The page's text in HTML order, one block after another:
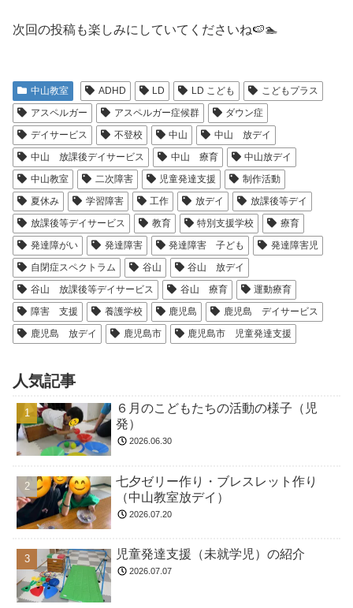
次回の投稿も楽しみにしていてくださいね🍉🏊
中山教室 ADHD LD LD こども
こどもプラス
アスペルガー
アスペルガー症候群
ダウン症
デイサービス
不登校 中山
中山 放デイ
中山 放課後デイサービス
中山 療育
中山放デイ
中山教室
二次障害 児童発達支援
制作活動
夏休み
学習障害 工作 放デイ
放課後等デイ
放課後等デイサービス
教育 特別支援学校
療育
発達障がい
発達障害 発達障害 子ども
発達障害児
自閉症スペクトラム
谷山
谷山 放デイ
谷山 放課後等デイサービス
谷山 療育
運動療育
障害 支援
養護学校 鹿児島
鹿児島 デイサービス
鹿児島 放デイ
鹿児島市 鹿児島市 児童発達支援
人気記事
６月のこどもたちの活動の様子（児
発）
2026.06.30
七夕ゼリー作り・ブレスレット作り
（中山教室放デイ）
2026.07.20
児童発達支援（未就学児）の紹介
2026.07.07